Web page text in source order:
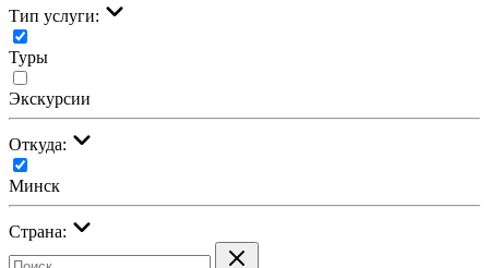
Тип услуги:
Туры
Экскурсии
Откуда:
Минск
Страна: